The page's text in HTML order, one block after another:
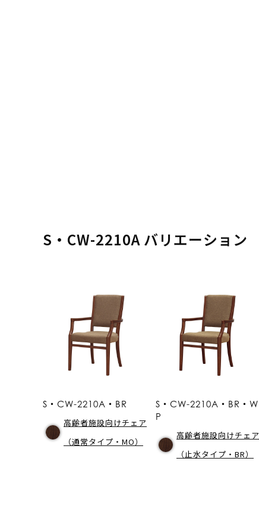
S・CW-2210A バリエーション
S・CW-2210A・BR
高齢者施設向けチェア
（通常タイプ・MO）
S・CW-2210A・BR・W
P
高齢者施設向けチェア
（止水タイプ・BR）